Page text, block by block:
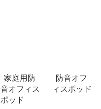
家庭用防
音オフィス
ポッド
防音オフ
ィスポッド